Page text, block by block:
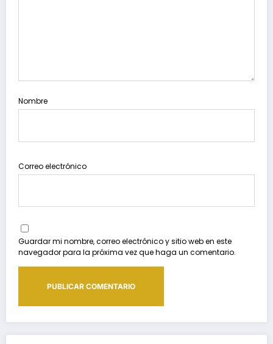
Nombre
Correo electrónico
Guardar mi nombre, correo electrónico y sitio web en este
navegador para la próxima vez que haga un comentario.